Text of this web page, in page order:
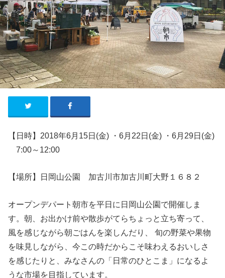
【日時】2018年6月15日(金) ・6月22日(金) ・6月29日(金)
7:00～ 12:00
【場所】日岡山公園 加古川市加古川町大野１６８２
オープンデパート朝市を平日に日岡山公園で開催しま
す。朝、お出かけ前や散歩がてらちょっと立ち寄って、
風を感じながら朝ごはんを楽しんだり、 旬の野菜や果物
を味見しながら、今この時だからこそ味わえるおいしさ
を感じたりと、みなさんの「日常のひとこま」になるよ
うな市場を目指しています。